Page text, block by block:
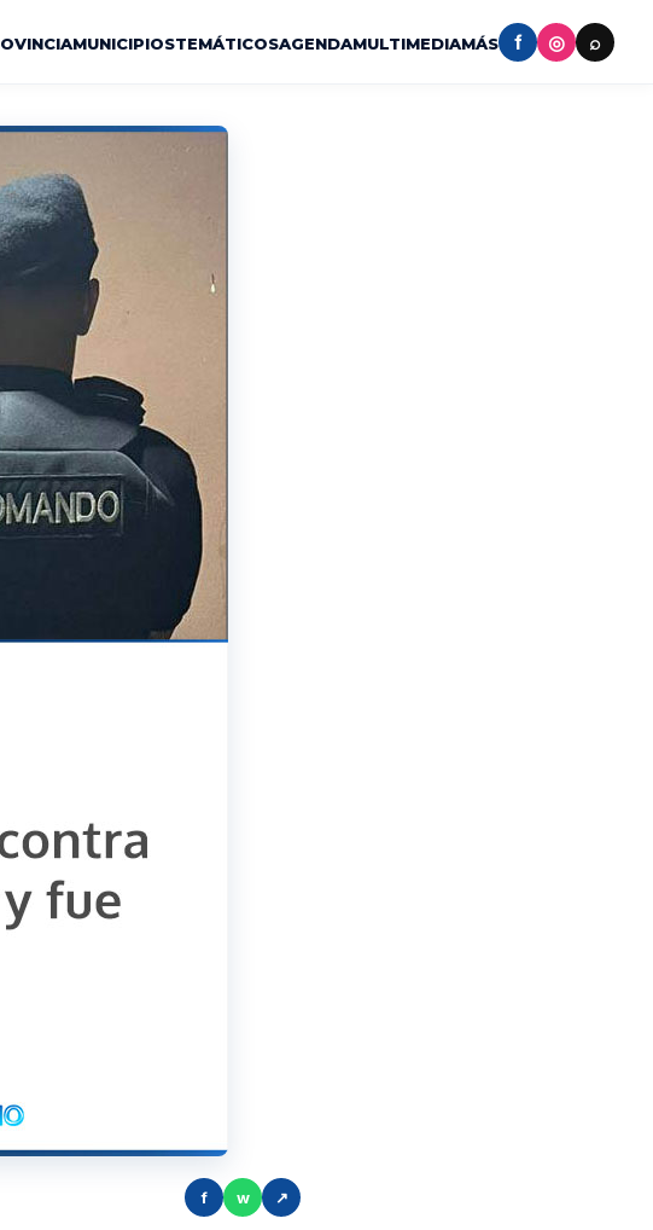
MUNICIPIOSTEMÁTICOSAGENDAMULTIMEDIAMÁS f ◎ ⌕
f w ↗